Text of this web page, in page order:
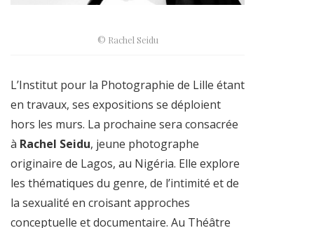
© Rachel Seidu
L’Institut pour la Photographie de Lille étant
en travaux, ses expositions se déploient
hors les murs. La prochaine sera consacrée
à Rachel Seidu, jeune photographe
originaire de Lagos, au Nigéria. Elle explore
les thématiques du genre, de l’intimité et de
la sexualité en croisant approches
conceptuelle et documentaire. Au Théâtre